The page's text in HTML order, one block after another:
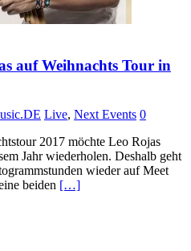
auf Weihnachts Tour in
Live, Next Events 0
2017 möchte Leo Rojas
Jahr wiederholen. Deshalb geht
wieder auf Meet
beiden […]